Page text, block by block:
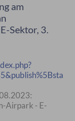
am
Sektor, 3.
Airpark - E-